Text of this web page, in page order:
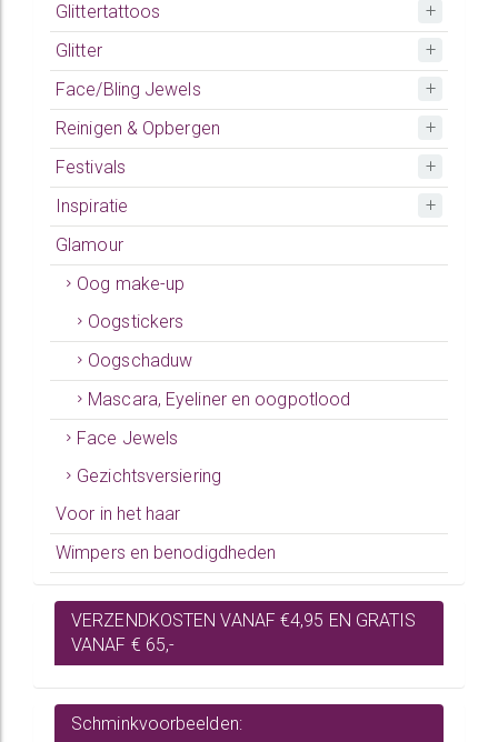
Glittertattoos
Glitter
Face/Bling Jewels
Reinigen & Opbergen
Festivals
Inspiratie
Glamour
Oog make-up
Oogstickers
Oogschaduw
Mascara, Eyeliner en oogpotlood
Face Jewels
Gezichtsversiering
Voor in het haar
Wimpers en benodigdheden
VERZENDKOSTEN VANAF €4,95 EN GRATIS
VANAF € 65,-
Schminkvoorbeelden: